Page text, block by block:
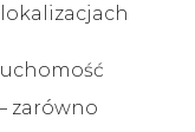
zarówno